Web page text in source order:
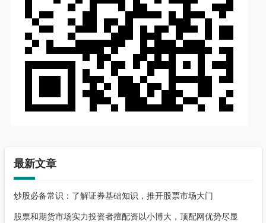
最新文章
炒股必备常识：了解证券基础知识，推开股票市场大门
股票和期货市场实力投资者擅配资以小博大，顶配网优势尽显